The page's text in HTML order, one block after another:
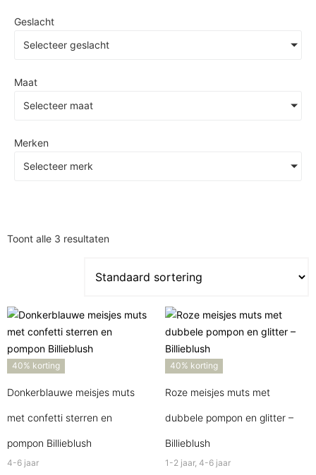
Geslacht
Selecteer geslacht
Maat
Selecteer maat
Merken
Selecteer merk
Toont alle 3 resultaten
40% korting
Donkerblauwe meisjes muts
met confetti sterren en
pompon Billieblush
4-6 jaar
40% korting
Roze meisjes muts met
dubbele pompon en glitter –
Billieblush
1-2 jaar, 4-6 jaar